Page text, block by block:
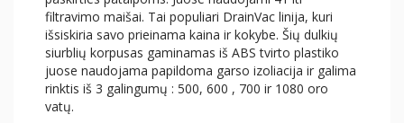
filtravimo maišai. Tai populiari DrainVac linija, kuri
išsiskiria savo prieinama kaina ir kokybe. Šių dulkių
siurblių korpusas gaminamas iš ABS tvirto plastiko
juose naudojama papildoma garso izoliacija ir galima
rinktis iš 3 galingumų : 500, 600 , 700 ir 1080 oro
vatų.